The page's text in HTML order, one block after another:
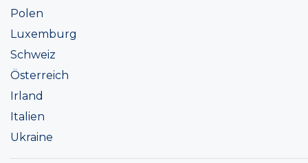
Polen
Luxemburg
Schweiz
Österreich
Irland
Italien
Ukraine